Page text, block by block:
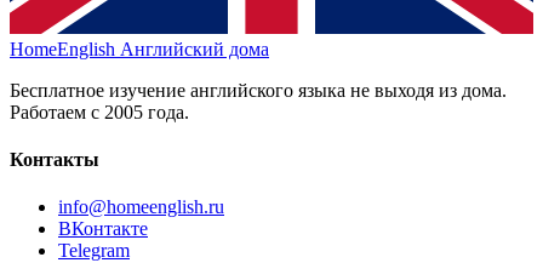
HomeEnglish Английский дома
Бесплатное изучение английского языка не выходя из дома.
Работаем с 2005 года.
Контакты
info@homeenglish.ru
ВКонтакте
Telegram